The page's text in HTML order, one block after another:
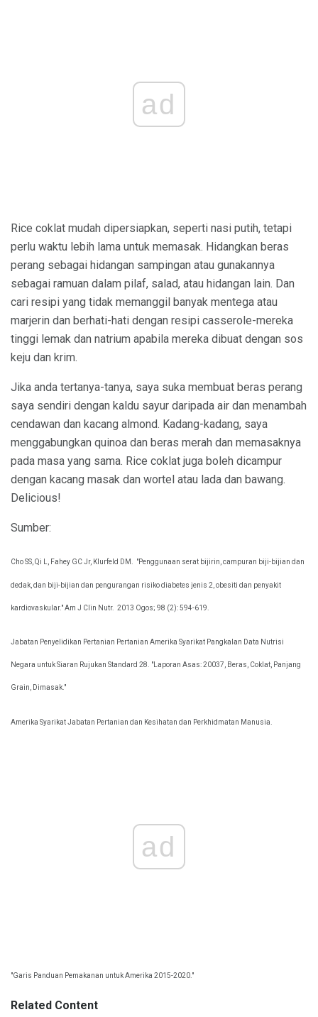
ad
Rice coklat mudah dipersiapkan, seperti nasi putih, tetapi
perlu waktu lebih lama untuk memasak. Hidangkan beras
perang sebagai hidangan sampingan atau gunakannya
sebagai ramuan dalam pilaf, salad, atau hidangan lain. Dan
cari resipi yang tidak memanggil banyak mentega atau
marjerin dan berhati-hati dengan resipi casserole-mereka
tinggi lemak dan natrium apabila mereka dibuat dengan sos
keju dan krim.
Jika anda tertanya-tanya, saya suka membuat beras perang
saya sendiri dengan kaldu sayur daripada air dan menambah
cendawan dan kacang almond. Kadang-kadang, saya
menggabungkan quinoa dan beras merah dan memasaknya
pada masa yang sama. Rice coklat juga boleh dicampur
dengan kacang masak dan wortel atau lada dan bawang.
Delicious!
Sumber:
Cho SS, Qi L, Fahey GC Jr, Klurfeld DM. "Penggunaan serat bijirin, campuran biji-bijian dan
dedak, dan biji-bijian dan pengurangan risiko diabetes jenis 2, obesiti dan penyakit
kardiovaskular." Am J Clin Nutr. 2013 Ogos; 98 (2): 594-619.
Jabatan Penyelidikan Pertanian Pertanian Amerika Syarikat Pangkalan Data Nutrisi
Negara untuk Siaran Rujukan Standard 28. "Laporan Asas: 20037, Beras, Coklat, Panjang
Grain, Dimasak."
Amerika Syarikat Jabatan Pertanian dan Kesihatan dan Perkhidmatan Manusia.
ad
"Garis Panduan Pemakanan untuk Amerika 2015-2020."
Related Content